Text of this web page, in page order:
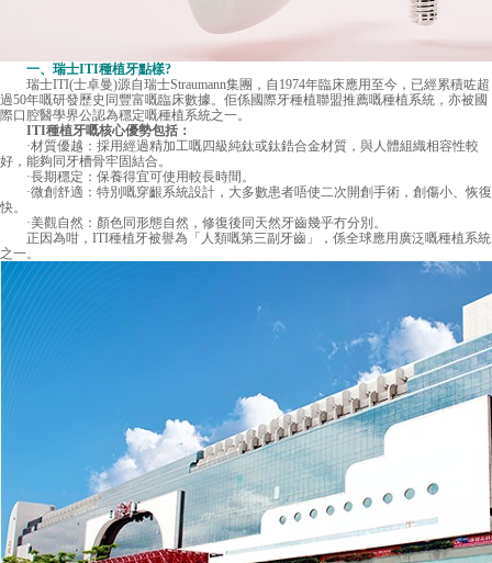
一、瑞士ITI種植牙點樣?
瑞士ITI(士卓曼)源自瑞士Straumann集團，自1974年臨床應用至今，已經累積咗超
過50年嘅研發歷史同豐富嘅臨床數據。佢係國際牙種植聯盟推薦嘅種植系統，亦被國
際口腔醫學界公認為穩定嘅種植系統之一。
ITI種植牙嘅核心優勢包括：
·材質優越：採用經過精加工嘅四級純鈦或鈦鋯合金材質，與人體組織相容性較
好，能夠同牙槽骨牢固結合。
·長期穩定：保養得宜可使用較長時間。
·微創舒適：特別嘅穿齦系統設計，大多數患者唔使二次開創手術，創傷小、恢復
快。
·美觀自然：顏色同形態自然，修復後同天然牙齒幾乎冇分別。
正因為咁，ITI種植牙被譽為「人類嘅第三副牙齒」，係全球應用廣泛嘅種植系統
之一。